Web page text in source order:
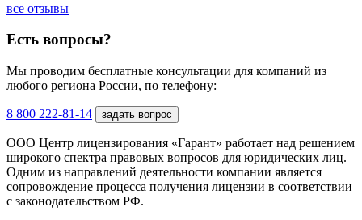
все отзывы
Есть вопросы?
Мы проводим бесплатные консультации для компаний из
любого региона России, по телефону:
8 800 222-81-14 задать вопрос
ООО Центр лицензирования «Гарант» работает над решением
широкого спектра правовых вопросов для юридических лиц.
Одним из направлений деятельности компании является
сопровождение процесса получения лицензии в соответствии
с законодательством РФ.